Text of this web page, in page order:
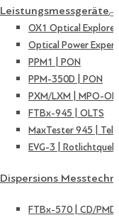
Leistungsmessgeräte
OX1 Optical Explorer
Optical Power Expert
PPM1 | PON
PPM-350D | PON
PXM/LXM | MPO-
FTBx-945 | OLTS
MaxTester 945 |
EVG-3 |
Dispersions
FTBx-570 | CD/